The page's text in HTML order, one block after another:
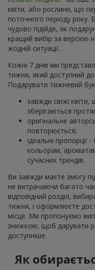
квіти, або рослини, що
поточного періоду року.
чудово підійде, як
кращий вибір за версією
жодній ситуації.
Кожні 7 днів ми
тижня, який доступний
Подарувати тижневий
завжди свіжі
зберігаються
оригінальне
повторюється;
ідеальні
кольорам,
сучасних трендів.
Ви завжди маєте змогу
не витрачаючи багато
відповідний розділ,
тижня, і оформлюєте
місце. Ми пропонуємо
знижкою, щоб дарувати
доступніше.
Як